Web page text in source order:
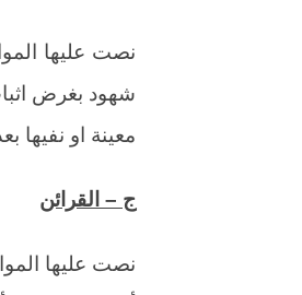
شهود بغرض
معينة او نفيها
ج – القرائن
نصت عليها المواد من 337 الى 340من القانون المدني